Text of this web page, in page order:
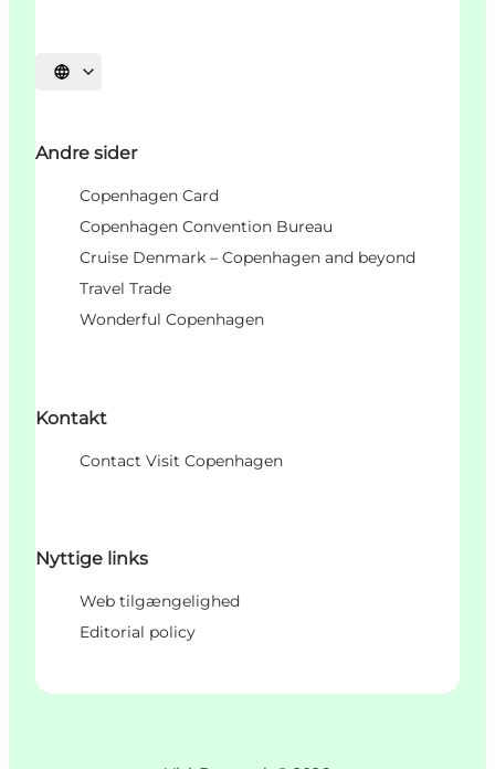
Vælg sprog
Andre sider
Copenhagen Card
Copenhagen Convention Bureau
Cruise Denmark – Copenhagen and beyond
Travel Trade
Wonderful Copenhagen
Kontakt
Contact Visit Copenhagen
Nyttige links
Web tilgængelighed
Editorial policy